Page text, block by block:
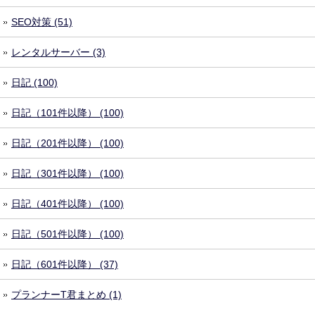
SEO対策 (51)
レンタルサーバー (3)
日記 (100)
日記（101件以降） (100)
日記（201件以降） (100)
日記（301件以降） (100)
日記（401件以降） (100)
日記（501件以降） (100)
日記（601件以降） (37)
プランナーT君まとめ (1)